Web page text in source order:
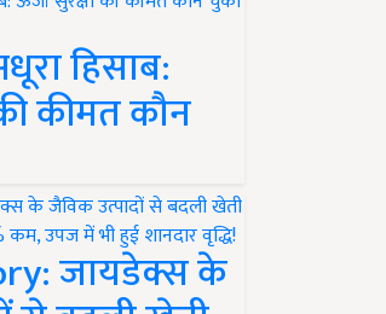
हिसाब:
कीमत कौन
जायडेक्स के